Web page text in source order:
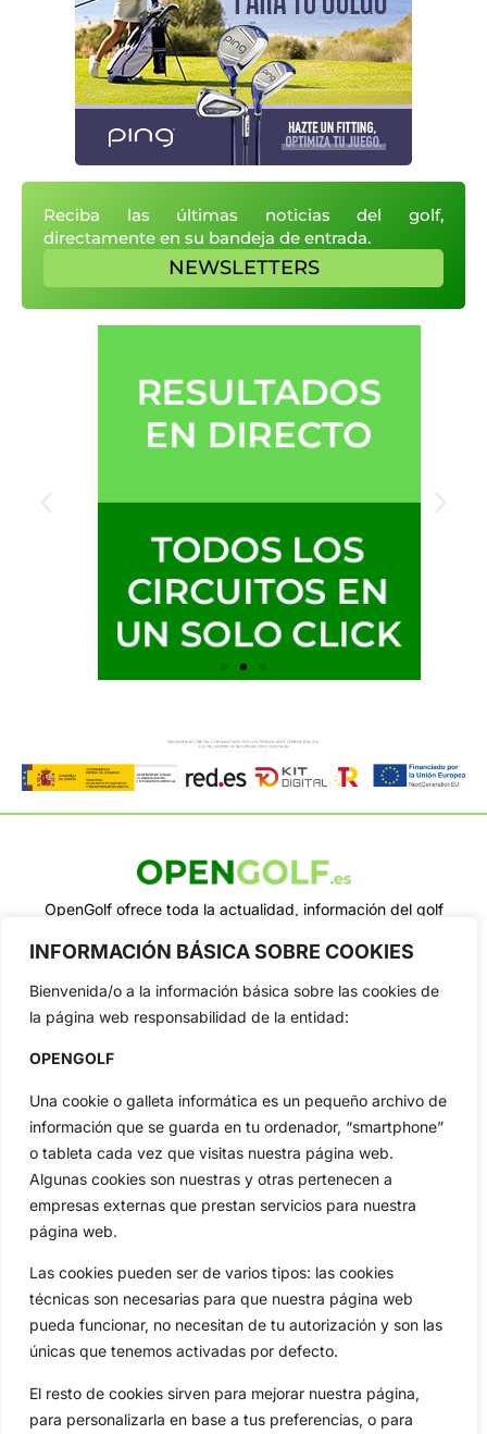
INFORMACIÓN BÁSICA SOBRE COOKIES
Bienvenida/o a la información básica sobre las cookies de
la página web responsabilidad de la entidad:
OPENGOLF
Una cookie o galleta informática es un pequeño archivo de
información que se guarda en tu ordenador, “smartphone”
o tableta cada vez que visitas nuestra página web.
Algunas cookies son nuestras y otras pertenecen a
empresas externas que prestan servicios para nuestra
página web.
Las cookies pueden ser de varios tipos: las cookies
técnicas son necesarias para que nuestra página web
pueda funcionar, no necesitan de tu autorización y son las
únicas que tenemos activadas por defecto.
El resto de cookies sirven para mejorar nuestra página,
para personalizarla en base a tus preferencias, o para
Reciba las últimas noticias del golf,
directamente en su bandeja de entrada.
NEWSLETTERS
OpenGolf ofrece toda la actualidad, información del golf
Jon Rahm, LIV Golf, PGA Tour, Ryder Cup, DP World Tour, LPGA
Categorias
Inicio
Actualidad
Amateurs
Circuitos
Especiales
Reglas
Vídeos
De Interés
Compañía
Aviso Legal
Política de Cookies
Publicidad
Copyright © 2025 OpenGolf | Diseño porTecnoQuatre